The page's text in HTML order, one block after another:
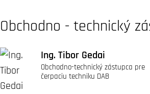
Obchodno - technický
Ing. Tibor Gedai
Obchodno-technický zástupca pre
čerpaciu techniku DAB